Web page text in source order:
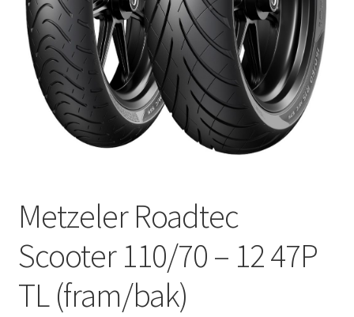
Metzeler Roadtec
Scooter 110/70 – 12 47P
TL (fram/bak)